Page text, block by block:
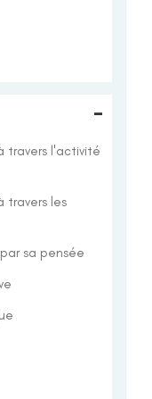
-
travers l'activité
travers les
sa pensée